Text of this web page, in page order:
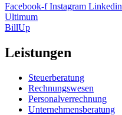
Facebook-f Instagram Linkedin
Ultimum
BillUp
Leistungen
Steuerberatung
Rechnungswesen
Personalverrechnung
Unternehmensberatung